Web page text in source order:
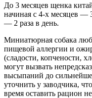
До 3 месяцев щенка
начиная с 4-х месяцев —
— 2 раза в день.
Миниатюрная собака
пищевой аллергии и
(сладости, копчености,
могут вызвать
высыпаний до
уточнить у заводчика,
время оставить рацион